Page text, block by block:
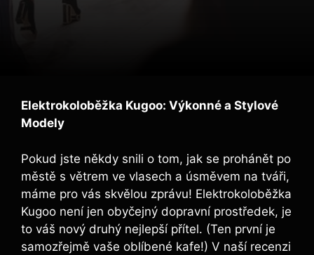
Elektrokoloběžka Kugoo: Výkonné a Stylové
Modely
Pokud jste někdy snili o tom, jak se prohánět po
městě s větrem ve vlasech a úsměvem na tváři,
máme pro vás skvělou zprávu! Elektrokoloběžka
Kugoo není jen obyčejný dopravní prostředek, je
to váš nový druhý nejlepší přítel. (Ten první je
samozřejmě vaše oblíbené kafe!) V naší recenzi